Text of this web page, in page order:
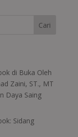
Cari
di Buka Oleh
Zaini, ST., MT
Daya Saing
Sidang